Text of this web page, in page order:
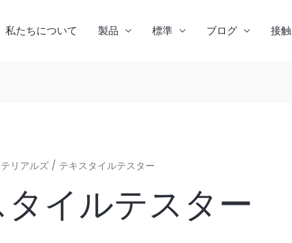
私たちについて 製品 標準 ブログ 接触
リアルズ / テキスタイルテスター
イルテスター